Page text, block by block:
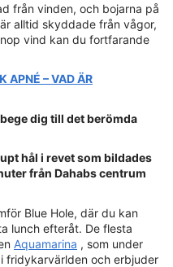
från vinden, och bojarna på
alltid skyddade från vågor,
vind kan du fortfarande
APNÉ – VAD ÄR
dig till det berömda
hål i revet som bildades
från Dahabs centrum
Blue Hole, där du kan
lunch efteråt. De flesta
Aquamarina , som under
fridykarvärlden och erbjuder